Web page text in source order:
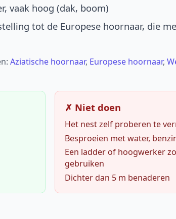
vaak hoog (dak, boom)
tot de Europese hoornaar, die
Aziatische hoornaar, Europese hoornaar,
✗ Niet doen
Het nest zelf proberen te
Besproeien met water,
Een ladder of hoogwerker
gebruiken
Dichter dan 5 m benaderen